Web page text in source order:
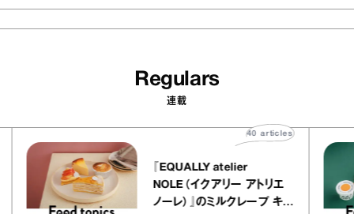
Regulars
連載
『EQUALLY atelier
NOLE（イクアリー アトリエ
ノーレ）』のミルクレープ キャ
40articles